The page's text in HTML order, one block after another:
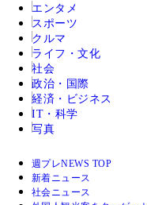
エンタメ
スポーツ
クルマ
ライフ・文化
社会
政治・国際
経済・ビジネス
IT・科学
写真
週プレNEWS TOP
新着ニュース
社会ニュース